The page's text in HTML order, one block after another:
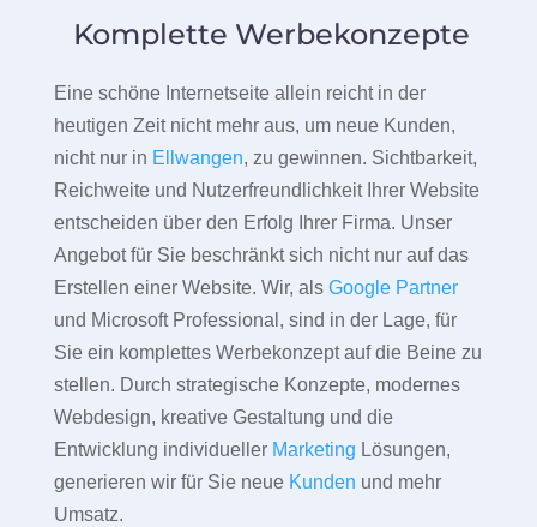
Komplette Werbekonzepte
Eine schöne Internetseite allein reicht in der
heutigen Zeit nicht mehr aus, um neue Kunden,
nicht nur in Ellwangen, zu gewinnen. Sichtbarkeit,
Reichweite und Nutzerfreundlichkeit Ihrer Website
entscheiden über den Erfolg Ihrer Firma. Unser
Angebot für Sie beschränkt sich nicht nur auf das
Erstellen einer Website. Wir, als Google Partner
und Microsoft Professional, sind in der Lage, für
Sie ein komplettes Werbekonzept auf die Beine zu
stellen. Durch strategische Konzepte, modernes
Webdesign, kreative Gestaltung und die
Entwicklung individueller Marketing Lösungen,
generieren wir für Sie neue Kunden und mehr
Umsatz.